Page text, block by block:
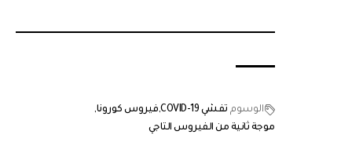
الوسوم تفشي COVID-19
فيروس كورونا
موجة ثانية من الفيروس التاجي